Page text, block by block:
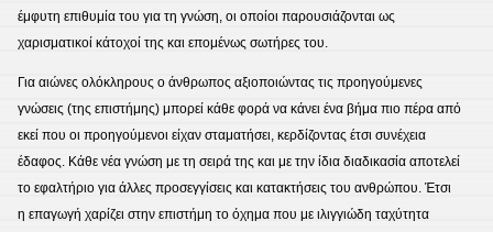
έμφυτη επιθυμία του για τη γνώση, οι οποίοι παρουσιάζονται ως
χαρισματικοί κάτοχοί της και επομένως σωτήρες του.
Για αιώνες ολόκληρους ο άνθρωπος αξιοποιώντας τις προηγούμενες
γνώσεις (της επιστήμης) μπορεί κάθε φορά να κάνει ένα βήμα πιο πέρα από
εκεί που οι προηγούμενοι είχαν σταματήσει, κερδίζοντας έτσι συνέχεια
έδαφος. Κάθε νέα γνώση με τη σειρά της και με την ίδια διαδικασία αποτελεί
το εφαλτήριο για άλλες προσεγγίσεις και κατακτήσεις του ανθρώπου. Έτσι
η επαγωγή χαρίζει στην επιστήμη το όχημα που με ιλιγγιώδη ταχύτητα